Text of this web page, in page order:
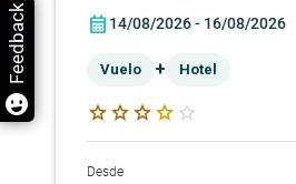
14/08/2026 - 16/08/2026
Vuelo + Hotel
starstarstarstar star
Desde
Feedback